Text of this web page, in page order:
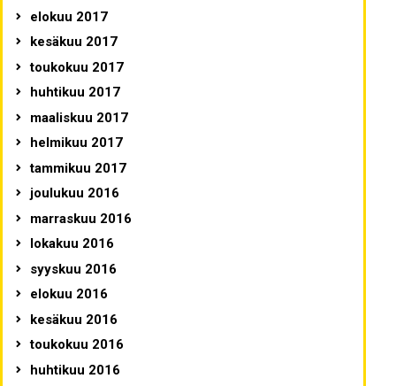
elokuu 2017
kesäkuu 2017
toukokuu 2017
huhtikuu 2017
maaliskuu 2017
helmikuu 2017
tammikuu 2017
joulukuu 2016
marraskuu 2016
lokakuu 2016
syyskuu 2016
elokuu 2016
kesäkuu 2016
toukokuu 2016
huhtikuu 2016